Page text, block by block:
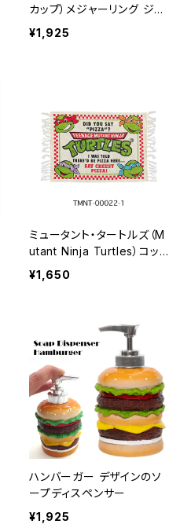
カップ）メジャーリング ジャ
グ
¥1,925
ミュータント・タートルズ（M
utant Ninja Turtles）コット
ンマット
¥1,650
ハンバーガー デザインのソ
ープディスペンサー
¥1,925